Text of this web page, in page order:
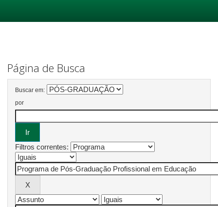
Página de Busca
Buscar em:
por
Filtros correntes: